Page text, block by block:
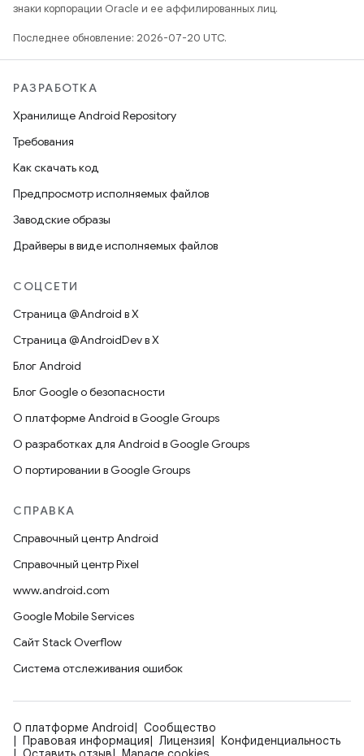
знаки корпорации Oracle и ее аффилированных лиц.
Последнее обновление: 2026-07-20 UTC.
РАЗРАБОТКА
Хранилище Android Repository
Требования
Как скачать код
Предпросмотр исполняемых файлов
Заводские образы
Драйверы в виде исполняемых файлов
СОЦСЕТИ
Страница @Android в X
Страница @AndroidDev в X
Блог Android
Блог Google о безопасности
О платформе Android в Google Groups
О разработках для Android в Google Groups
О портировании в Google Groups
СПРАВКА
Справочный центр Android
Справочный центр Pixel
www.android.com
Google Mobile Services
Сайт Stack Overflow
Система отслеживания ошибок
О платформе Android
Сообщество
Правовая информация
Лицензия
Конфиденциальность